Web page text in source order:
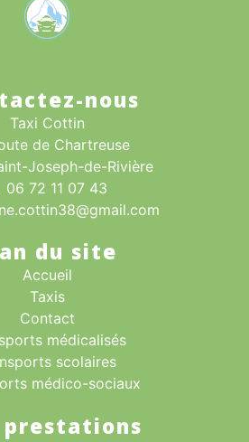
nous
Taxi Cottin
de Chartreuse
Joseph-de-Rivière
06 72 11 07 43
du site
Accueil
Taxis
Contact
médicalisés
scolaires
médico-sociaux
prestations